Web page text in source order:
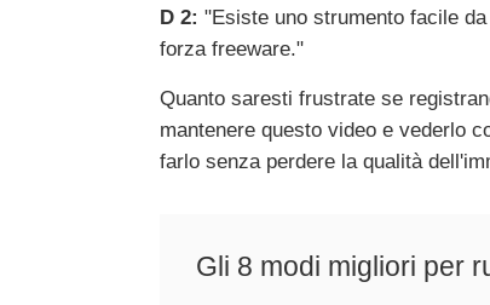
D 2: "Esiste uno strumento facile
forza freeware."
Quanto saresti frustrate se
mantenere questo video e vederlo
farlo senza perdere la qualità
Gli 8 modi migliori per